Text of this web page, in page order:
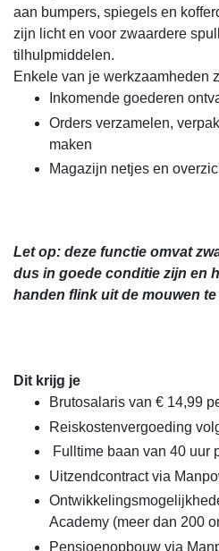
aan bumpers, spiegels en
zijn licht en voor zwaardere
tilhulpmiddelen.
Enkele van je werkzaamheden
Inkomende goederen
Orders verzamelen,
maken
Magazijn netjes en
Let op: deze functie omvat
dus in goede conditie zijn en
handen flink uit de mouwen te
Dit krijg je
Brutosalaris van € 14,99
Reiskostenvergoeding
Fulltime baan van 40 uur
Uitzendcontract via
Academy (meer dan 200
Pensioenopbouw via